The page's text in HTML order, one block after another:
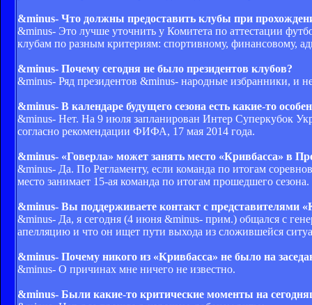
&minus- Что должны предоставить клубы при
&minus- Это лучше уточнить у Комитета по аттестации
клубам по разным критериям: спортивному, финансовому,
&minus- Почему сегодня не было президентов клубов?
&minus- Ряд президентов &minus- народные избранники, и
&minus- В календаре будущего сезона есть какие-то
&minus- Нет. На 9 июля запланирован Интер Суперкубок
согласно рекомендации ФИФА, 17 мая 2014 года.
&minus- «Говерла» может занять место «Кривбасса» в
&minus- Да. По Регламенту, если команда по итогам
место занимает 15-ая команда по итогам прошедшего сезона.
&minus- Вы поддерживаете контакт с представителями
&minus- Да, я сегодня (4 июня &minus- прим.) общался с
апелляцию и что он ищет пути выхода из сложившейся
&minus- Почему никого из «Кривбасса» не было на
&minus- О причинах мне ничего не известно.
&minus- Были какие-то критические моменты на